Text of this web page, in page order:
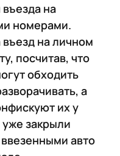
на
номерами.
на личном
посчитав, что
обходить
а
их у
закрыли
авто